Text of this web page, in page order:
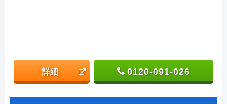
詳細 0120-091-026